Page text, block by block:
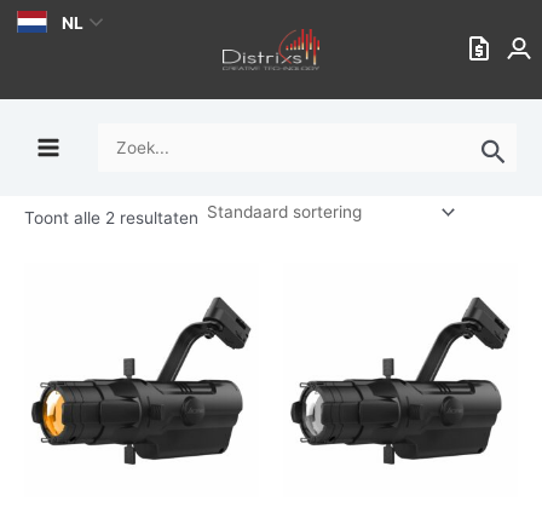
Ga
inhoud
NL
Zoek
Toont alle 2 resultaten